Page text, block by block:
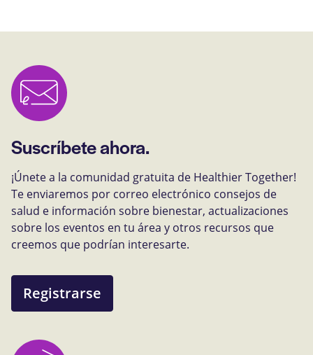
Suscríbete ahora.
¡Únete a la comunidad gratuita de Healthier Together!
Te enviaremos por correo electrónico consejos de
salud e información sobre bienestar, actualizaciones
sobre los eventos en tu área y otros recursos que
creemos que podrían interesarte.
Registrarse